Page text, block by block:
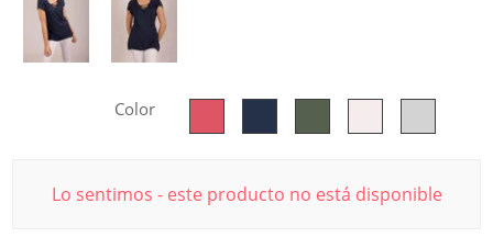
Color
Lo sentimos - este producto no está disponible